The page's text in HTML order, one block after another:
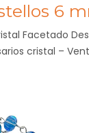
6
Facetado
cristal –